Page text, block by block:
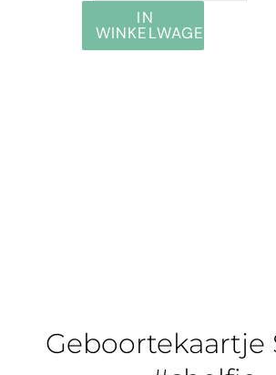
IN
WINKELWAGEN
Geboortekaartje